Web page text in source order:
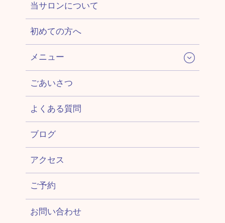
当サロンについて
初めての方へ
メニュー
ごあいさつ
よくある質問
ブログ
アクセス
ご予約
お問い合わせ